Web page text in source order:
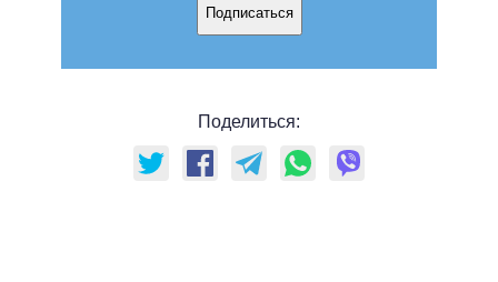
Подписаться
Поделиться: